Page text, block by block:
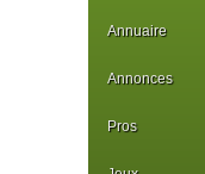
Annuaire
Annonces
Pros